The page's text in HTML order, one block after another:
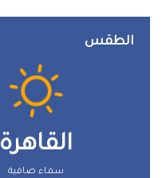
الطقس
القاهرة
سماء صافية